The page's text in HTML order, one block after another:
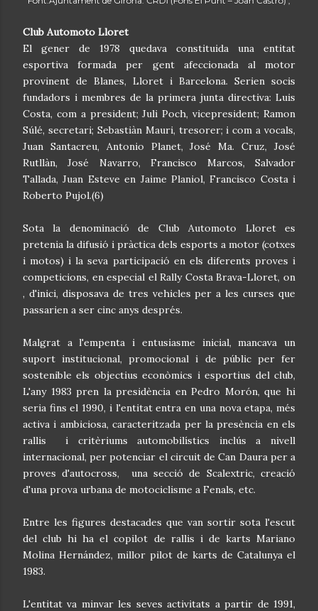
Club Automoto Lloret
El gener de 1978 quedava constituida una entitat
esportiva formada per gent afeccionada al motor
provinent de Blanes, Lloret i Barcelona. Serien socis
fundadors i membres de la primera junta directiva: Luis
Costa, com a president; Juli Poch, vicepresident; Ramon
Súlé, secretari; Sebastiàn Mauri, tresorer; i com a vocals,
Juan Santacreu, Antonio Planet, José Ma. Cruz, José
Rutllàn, José Navarro, Francisco Marcos, Salvador
Tallada, Juan Esteve en Jaime Planiol, Francisco Costa i
Roberto Pujol.(6)
Sota la denominació de Club Automoto Lloret es
pretenia la difusió i pràctica dels esports a motor (cotxes
i motos) i la seva participació en els diferents proves i
competicions, en especial el Rally Costa Brava-Lloret, on
, d'inici, disposava de tres vehicles per a les curses que
passarien a ser cinc anys després.
Malgrat a l'empenta i entusiasme inicial, mancava un
suport institucional, promocional i de públic per fer
sostenible els objectius econòmics i esportius del club,
L'any 1983 pren la presidència en Pedro Morón, que hi
seria fins el 1990, i l'entitat entra en una nova etapa, més
activa i ambiciosa, caracteritzada per la presència en els
rallis i critèriums automobilístics inclús a nivell
internacional, per potenciar el circuit de Can Daura per a
proves d'autocross, una secció de Scalextric, creació
d'una prova urbana de motociclisme a Fenals, etc.
Entre les figures destacades que van sortir sota l'escut
del club hi ha el copilot de rallis i de karts Mariano
Molina Hernández, millor pilot de karts de Catalunya el
1983.
L'entitat va minvar les seves activitats a partir de 1991,